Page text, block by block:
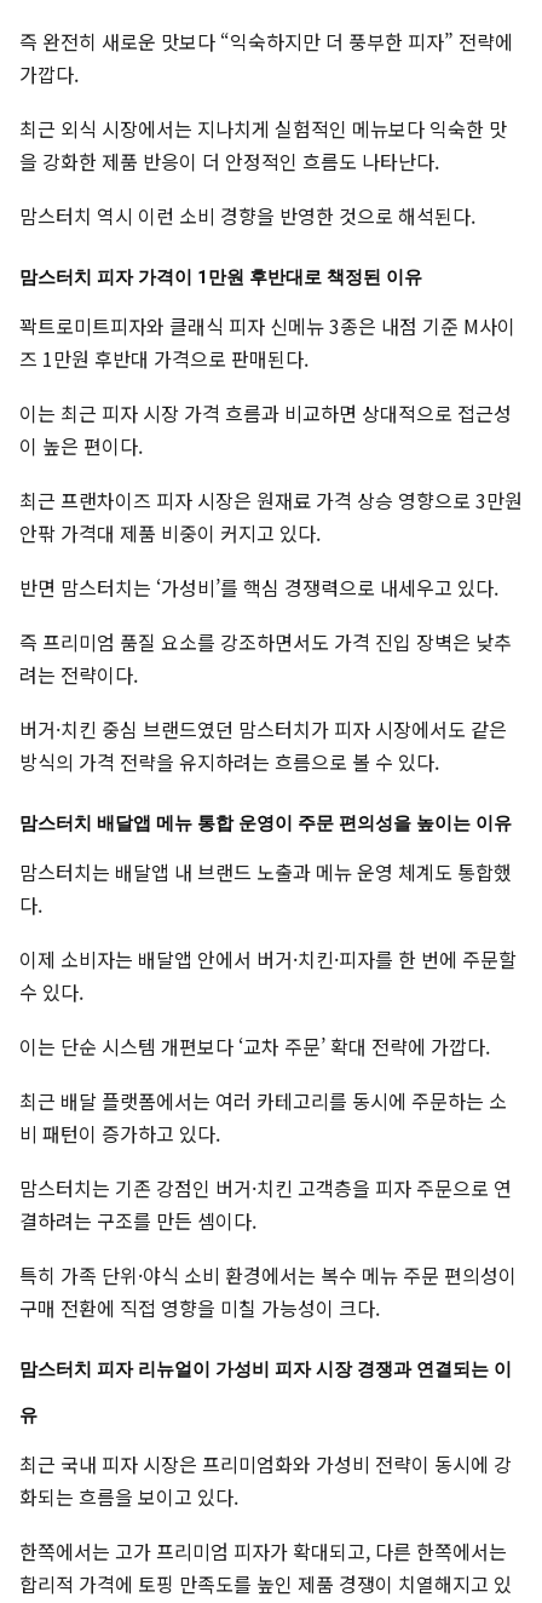
즉 완전히 새로운 맛보다 “익숙하지만 더 풍부한 피자” 전략에
가깝다.
최근 외식 시장에서는 지나치게 실험적인 메뉴보다 익숙한 맛
을 강화한 제품 반응이 더 안정적인 흐름도 나타난다.
맘스터치 역시 이런 소비 경향을 반영한 것으로 해석된다.
맘스터치 피자 가격이 1만원 후반대로 책정된 이유
꽉트로미트피자와 클래식 피자 신메뉴 3종은 내점 기준 M사이
즈 1만원 후반대 가격으로 판매된다.
이는 최근 피자 시장 가격 흐름과 비교하면 상대적으로 접근성
이 높은 편이다.
최근 프랜차이즈 피자 시장은 원재료 가격 상승 영향으로 3만원
안팎 가격대 제품 비중이 커지고 있다.
반면 맘스터치는 ‘가성비’를 핵심 경쟁력으로 내세우고 있다.
즉 프리미엄 품질 요소를 강조하면서도 가격 진입 장벽은 낮추
려는 전략이다.
버거·치킨 중심 브랜드였던 맘스터치가 피자 시장에서도 같은
방식의 가격 전략을 유지하려는 흐름으로 볼 수 있다.
맘스터치 배달앱 메뉴 통합 운영이 주문 편의성을 높이는 이유
맘스터치는 배달앱 내 브랜드 노출과 메뉴 운영 체계도 통합했
다.
이제 소비자는 배달앱 안에서 버거·치킨·피자를 한 번에 주문할
수 있다.
이는 단순 시스템 개편보다 ‘교차 주문’ 확대 전략에 가깝다.
최근 배달 플랫폼에서는 여러 카테고리를 동시에 주문하는 소
비 패턴이 증가하고 있다.
맘스터치는 기존 강점인 버거·치킨 고객층을 피자 주문으로 연
결하려는 구조를 만든 셈이다.
특히 가족 단위·야식 소비 환경에서는 복수 메뉴 주문 편의성이
구매 전환에 직접 영향을 미칠 가능성이 크다.
맘스터치 피자 리뉴얼이 가성비 피자 시장 경쟁과 연결되는 이
유
최근 국내 피자 시장은 프리미엄화와 가성비 전략이 동시에 강
화되는 흐름을 보이고 있다.
한쪽에서는 고가 프리미엄 피자가 확대되고, 다른 한쪽에서는
합리적 가격에 토핑 만족도를 높인 제품 경쟁이 치열해지고 있